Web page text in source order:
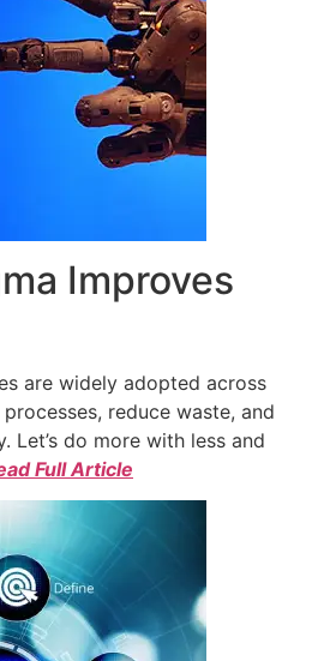
Improves
are widely adopted across
reduce waste, and
Let’s do more with less and
Full Article